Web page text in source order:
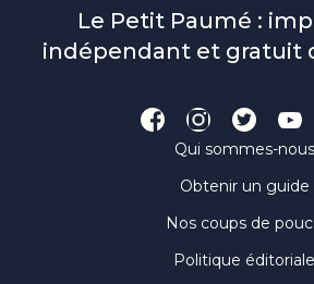
Le Petit Paumé :
indépendant et gratuit
Qui sommes-nous
Obtenir un guide
Nos coups de
Politique éditoriale